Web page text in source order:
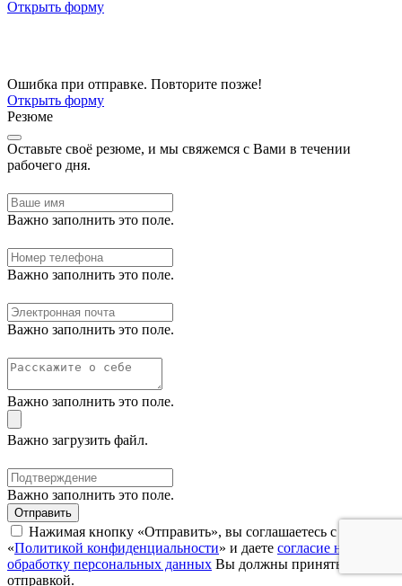
Открыть форму
Ошибка при отправке. Повторите позже!
Открыть форму
Резюме
Оставьте своё резюме, и мы свяжемся с Вами в течении
рабочего дня.
Важно заполнить это поле.
Важно заполнить это поле.
Важно заполнить это поле.
Важно заполнить это поле.
Важно загрузить файл.
Важно заполнить это поле.
Отправить
Нажимая кнопку «Отправить», вы соглашаетесь с нашей
«Политикой конфиденциальности» и даете согласие на
обработку персональных данных Вы должны принять перед
отправкой.